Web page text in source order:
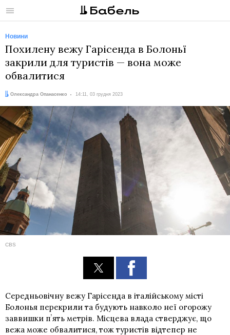
Меню
Новини
Похилену вежу Гарісенда в Болоньї
закрили для туристів — вона може
обвалитися
Автор:
Олександра Опанасенко
Дата: 14:11, 03 грудня 2023
CBS
Середньовічну вежу Гарісенда в італійському місті
Болонья перекрили та будують навколо неї огорожу
заввишки пʼять метрів. Місцева влада стверджує, що
вежа може обвалитися, тож туристів відтепер не